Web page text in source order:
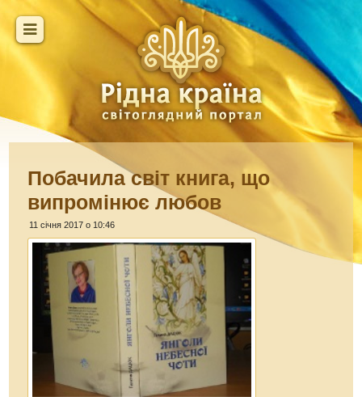
Побачила світ книга, що
випромінює любов
11 січня 2017 о 10:46